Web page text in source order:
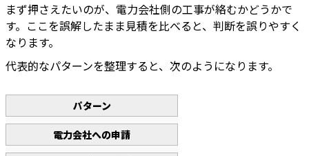
まず押さえたいのが、電力会社側の工事が絡むかどうかで
す。ここを誤解したまま見積を比べると、判断を誤りやすく
なります。
代表的なパターンを整理すると、次のようになります。
パターン
電力会社への申請